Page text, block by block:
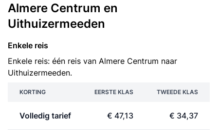
Almere Centrum en
Uithuizermeeden
Enkele reis
Enkele reis: één reis van Almere Centrum naar
Uithuizermeeden.
KORTING EERSTE KLAS TWEEDE KLAS
Volledig tarief € 47,13 € 34,37